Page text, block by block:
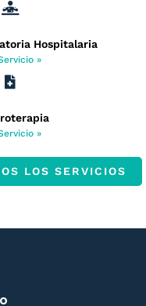

Hospitalaria
»

»
LOS SERVICIOS